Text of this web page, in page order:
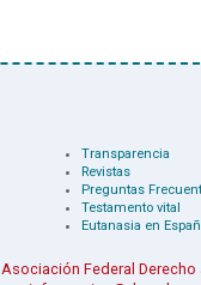
Transparencia
Revistas
Preguntas
Testamento vital
Eutanasia en
Asociación Federal Derecho